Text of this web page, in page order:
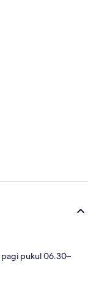
pagi pukul 06.30–